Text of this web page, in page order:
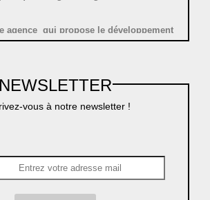
agence qui propose le développement
mobiles pour les professionnels
Menin, Lomme & Comines ;
& Villeneuve d'ascq ;
à mons en belgique :
& Villeneuve d'ascq ;
NEWSLETTER
vous à notre newsletter !